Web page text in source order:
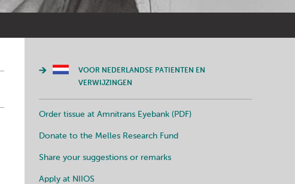
VOOR NEDERLANDSE PATIENTEN EN
VERWIJZINGEN
Order tissue at Amnitrans Eyebank (PDF)
Donate to the Melles Research Fund
Share your suggestions or remarks
Apply at NIIOS